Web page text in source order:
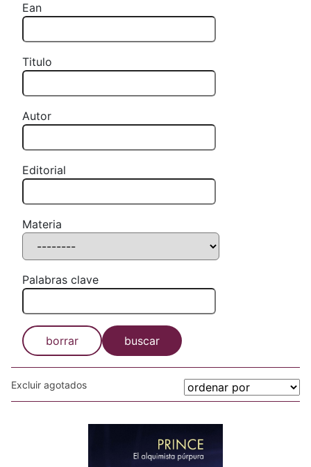
Ean
Titulo
Autor
Editorial
Materia
Palabras clave
borrar buscar
Excluir agotados